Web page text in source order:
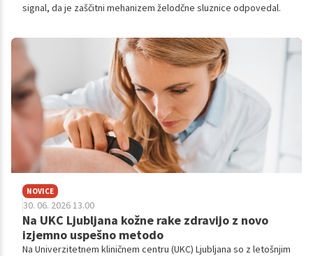
signal, da je zaščitni mehanizem želodčne sluznice odpovedal.
NOVICE
30. 06. 2026 13.00
Na UKC Ljubljana kožne rake zdravijo z novo
izjemno uspešno metodo
Na Univerzitetnem kliničnem centru (UKC) Ljubljana so z letošnjim